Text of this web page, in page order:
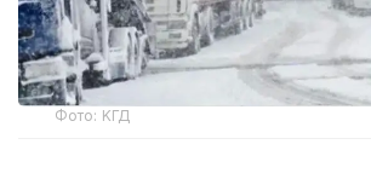
Фото: KГД